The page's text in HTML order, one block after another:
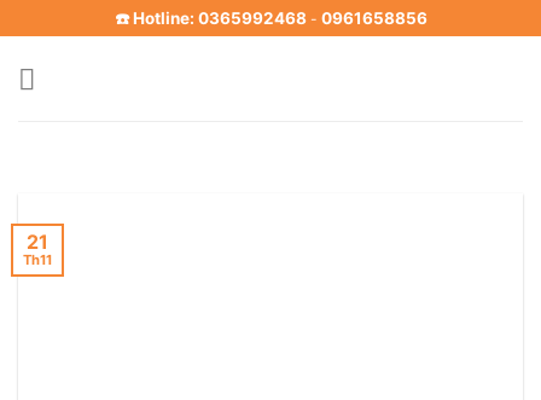
to
content
☎️ Hotline: 0365992468 - 0961658856
21
Th11